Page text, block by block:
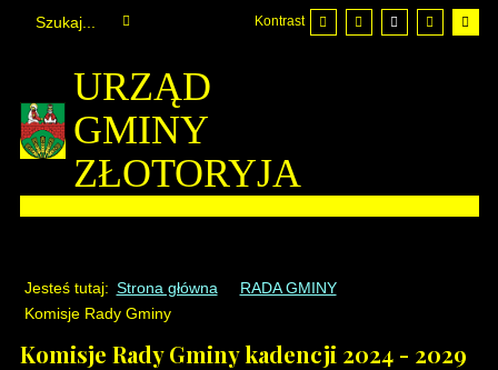
Kontrast
URZĄD
GMINY
ZŁOTORYJA
Jesteś tutaj: Strona główna
RADA GMINY
Komisje Rady Gminy
Komisje Rady Gminy kadencji 2024 - 2029